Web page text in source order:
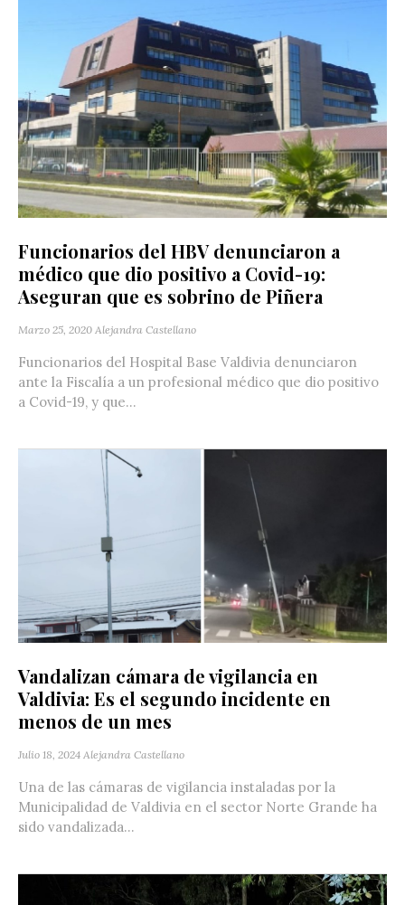
Funcionarios del HBV denunciaron a
médico que dio positivo a Covid-19:
Aseguran que es sobrino de Piñera
Marzo 25, 2020 Alejandra Castellano
Funcionarios del Hospital Base Valdivia denunciaron
ante la Fiscalía a un profesional médico que dio positivo
a Covid-19, y que...
Vandalizan cámara de vigilancia en
Valdivia: Es el segundo incidente en
menos de un mes
Julio 18, 2024 Alejandra Castellano
Una de las cámaras de vigilancia instaladas por la
Municipalidad de Valdivia en el sector Norte Grande ha
sido vandalizada...